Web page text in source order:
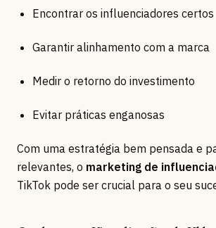
Encontrar os influenciadores certos
Garantir alinhamento com a marca
Medir o retorno do investimento
Evitar práticas enganosas
Com uma estratégia bem pensada e
relevantes, o marketing de
TikTok pode ser crucial para o seu